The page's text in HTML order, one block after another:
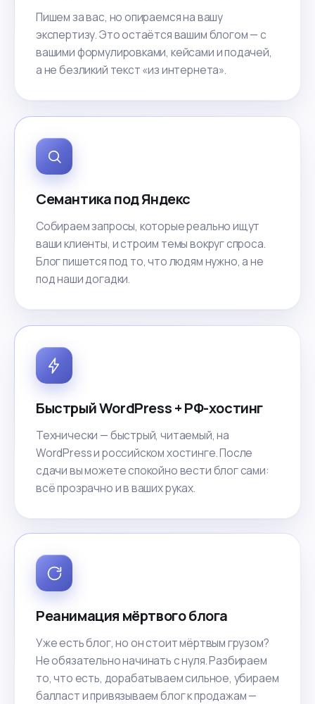
Пишем за вас, но опираемся на вашу
экспертизу. Это остаётся вашим блогом — с
вашими формулировками, кейсами и подачей,
а не безликий текст «из интернета».
Семантика под Яндекс
Собираем запросы, которые реально ищут
ваши клиенты, и строим темы вокруг спроса.
Блог пишется под то, что людям нужно, а не
под наши догадки.
Быстрый WordPress + РФ-хостинг
Технически — быстрый, читаемый, на
WordPress и российском хостинге. После
сдачи вы можете спокойно вести блог сами:
всё прозрачно и в ваших руках.
Реанимация мёртвого блога
Уже есть блог, но он стоит мёртвым грузом?
Не обязательно начинать с нуля. Разбираем
то, что есть, дорабатываем сильное, убираем
балласт и привязываем блог к продажам —